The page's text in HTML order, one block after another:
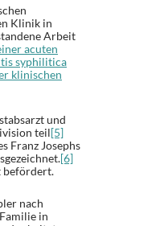
Klinik in
Arbeit
acuten
syphilitica
klinischen
und
teil[5]
Franz Josephs
[6]
befördert.
nach
in